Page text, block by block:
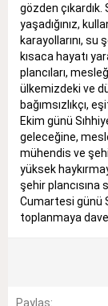
gözden
yaşadığınız,
karayollarını, su
kısaca hayatı
plancıları,
ülkemizdeki ve
bağımsızlıkçı,
Ekim günü
geleceğine,
mühendis ve
yüksek
şehir plancısına
Cumartesi günü
toplanmaya
Paylaş: